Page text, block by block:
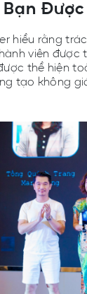
Bạn
hiểu rằng
viên được
thể hiện
tạo không